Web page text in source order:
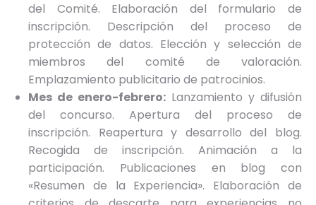
del Comité. Elaboración del formulario de
inscripción. Descripción del proceso de
protección de datos. Elección y selección de
miembros del comité de valoración.
Emplazamiento publicitario de patrocinios.
Mes de enero-febrero: Lanzamiento y difusión
del concurso. Apertura del proceso de
inscripción. Reapertura y desarrollo del blog.
Recogida de inscripción. Animación a la
participación. Publicaciones en blog con
«Resumen de la Experiencia». Elaboración de